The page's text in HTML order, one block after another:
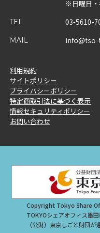
※日曜日・
TEL 03-5610-
MAIL
利用規約
サイトポリシー
プライバシーポリシー
特定商取引法に基づく表示
情報セキュリティポリシー
お問い合わせ
Copyright Tokyo Share
TOKYOシェアオフィス墨田
（公財）東京しごと財団が